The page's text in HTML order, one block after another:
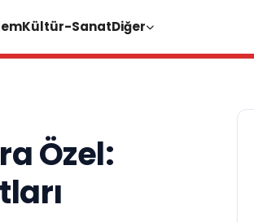
Kültür-SanatDiğer
Özel: